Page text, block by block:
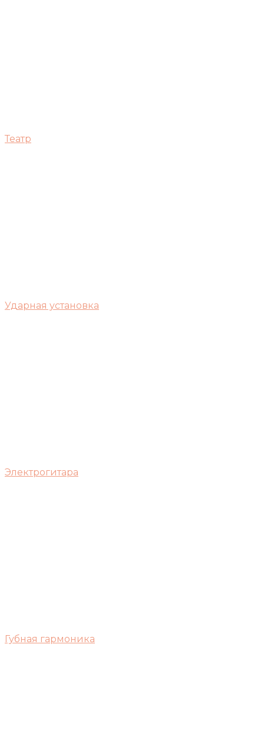
Театр
Ударная установка
Электрогитара
Губная гармоника